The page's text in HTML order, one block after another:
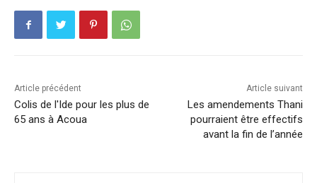
Article précédent
Colis de l'Ide pour les plus de
65 ans à Acoua
Article suivant
Les amendements Thani
pourraient être effectifs
avant la fin de l’année